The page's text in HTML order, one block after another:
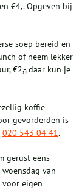
€4,. Opgeven bij
soep bereid en
of neem lekker
€2,-, daar kun je
koffie
gevorderden is
020 543 04 41.
gerust eens
van
voor eigen